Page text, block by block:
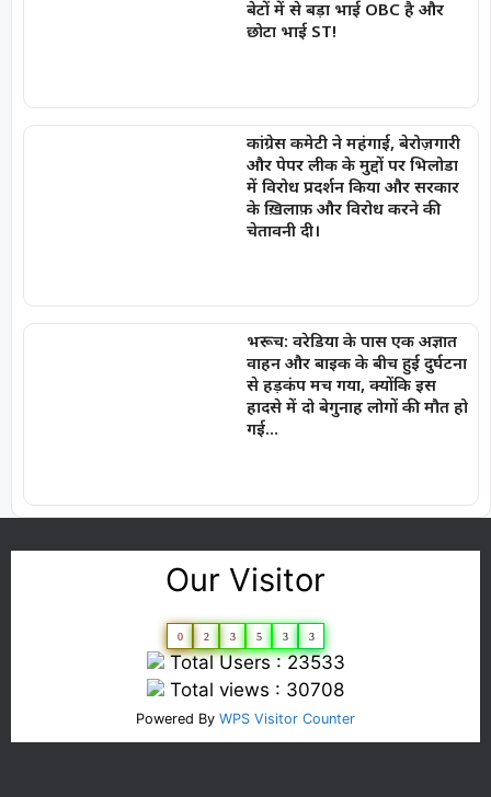
बेटों में से बड़ा भाई OBC है और
छोटा भाई ST!
कांग्रेस कमेटी ने महंगाई, बेरोज़गारी
और पेपर लीक के मुद्दों पर भिलोडा
में विरोध प्रदर्शन किया और सरकार
के ख़िलाफ़ और विरोध करने की
चेतावनी दी।
भरूच: वरेडिया के पास एक अज्ञात
वाहन और बाइक के बीच हुई दुर्घटना
से हड़कंप मच गया, क्योंकि इस
हादसे में दो बेगुनाह लोगों की मौत हो
गई…
Our Visitor
0 2 3 5 3 3
Total Users : 23533
Total views : 30708
Powered By WPS Visitor Counter